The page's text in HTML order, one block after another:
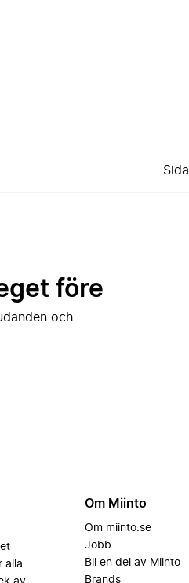
Sida
före
och
alla
Om Miinto
Om miinto.se
Jobb
Bli en del av Miinto
Brands